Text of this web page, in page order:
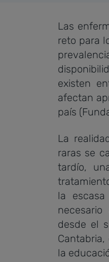
Las
reto para
existen
afectan
país
La
raras se
tardío,
la
desde el
la